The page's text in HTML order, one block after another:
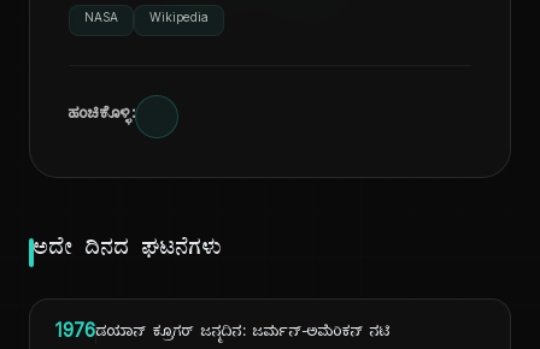
NASA Wikipedia
ಹಂಚಿಕೊಳ್ಳಿ:
ಅದೇ ದಿನದ ಘಟನೆಗಳು
1976ಡಯಾನ್ ಕ್ರೂಗರ್ ಜನ್ಮದಿನ: ಜರ್ಮನ್-ಅಮೆರಿಕನ್ ನಟಿ